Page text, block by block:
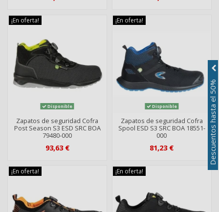
¡En oferta!
Disponible
Zapatos de seguridad Cofra
Post Season S3 ESD SRC BOA
79480-000
93,63 €
¡En oferta!
Disponible
Zapatos de seguridad Cofra
Spool ESD S3 SRC BOA 18551-
000
81,23 €
¡En oferta! ¡En oferta!
Descuentos hasta el 50%